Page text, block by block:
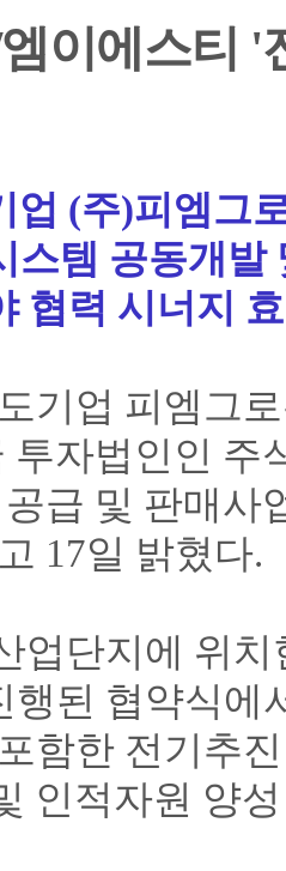
엠이에스티 '
업 (주)피엠그
스템 공동개발
협력 시너지
기업 피엠그
투자법인인 주
급 및 판매사
17일 밝혔다.
업단지에 위
행된 협약식에
함한 전기추
인적자원 양